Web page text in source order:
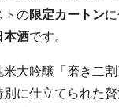
トの限定カートン
本酒です。
大吟醸「磨き二割
に仕立てられた贅